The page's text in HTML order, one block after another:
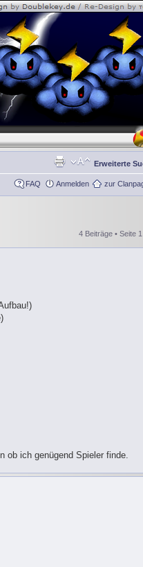
Erweiterte
FAQ Anmelden zur
4 Beiträge • Seite 1
ob ich genügend Spieler finde.